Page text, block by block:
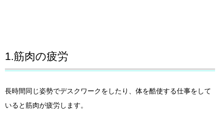
1.筋肉の疲労
長時間同じ姿勢でデスクワークをしたり、体を酷使する仕事をして
いると筋肉が疲労します。